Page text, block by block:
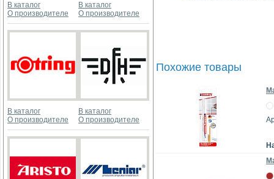
В каталог
О производителе
В каталог
О производителе
В каталог
О производителе
В каталог
О производителе
Похожие товары